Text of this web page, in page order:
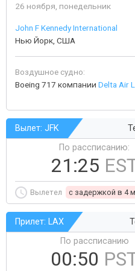
26 ноября, понедельник
John F Kennedy International
Нью Йорк, США
Воздушное судно:
Boeing 717 компании Delta Air
Вылет: JFK
По рассписанию:
21:25
Вылетел c задержкой в 4
Прилет: LAX
По рассписанию
00:50